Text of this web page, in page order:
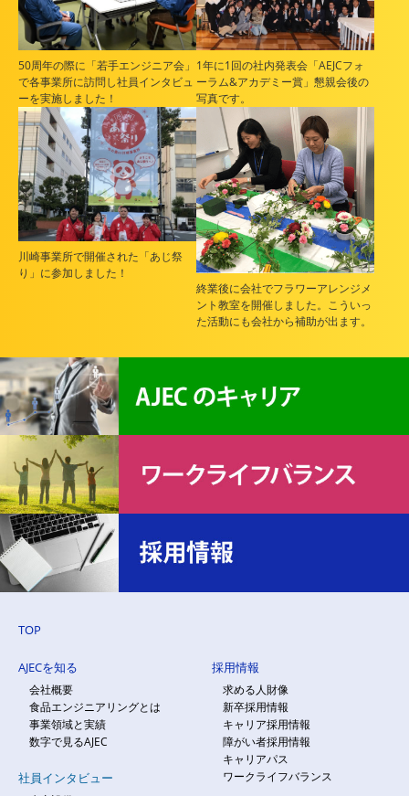
50周年の際に「若手エンジニア会」
で各事業所に訪問し社員インタビュ
ーを実施しました！
1年に1回の社内発表会「AEJCフォ
ーラム&アカデミー賞」懇親会後の
写真です。
川崎事業所で開催された「あじ祭
り」に参加しました！
終業後に会社でフラワーアレンジメ
ント教室を開催しました。こういっ
た活動にも会社から補助が出ます。
TOP
AJECを知る
会社概要
食品エンジニアリングとは
事業領域と実績
数字で見るAJEC
社員インタビュー
採用情報
求める人財像
新卒採用情報
キャリア採用情報
障がい者採用情報
キャリアパス
ワークライフバランス